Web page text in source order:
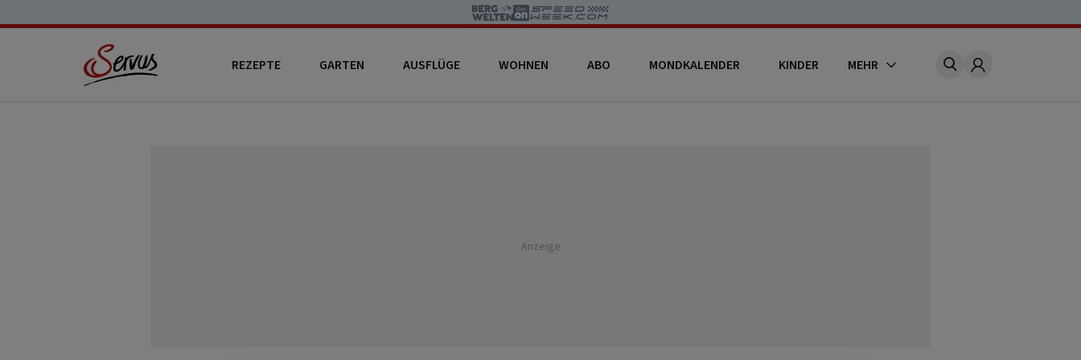
REZEPTE GARTEN AUSFLÜGE WOHNEN ABO MONDKALENDER KINDER MEHR Account
Anzeige